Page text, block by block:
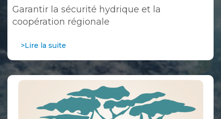
Garantir la sécurité hydrique et la
coopération régionale
>Lire la suite